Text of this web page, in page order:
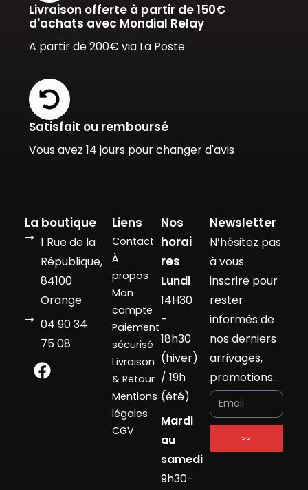
Livraison offerte à partir de 150€
d'achats avec Mondial Relay
A partir de 200€ via La Poste
Satisfait ou remboursé
Vous avez 14 jours pour changer d'avis
La boutique
1 Rue de la
République,
84100
Orange
04 90 34
75 08
Liens
Contact
À
propos
Mon
compte
Paiement
sécurisé
Livraison
& Retour
Mentions
légales
CGV
Nos
horai
res
Lundi
14H30
-
18h30
(hiver)
/ 19h
(été)
Mardi
au
samedi
9h30-
Newsletter
N’hésitez pas
à vous
inscrire pour
rester
informés de
nos derniers
arrivages,
promotions…
>>